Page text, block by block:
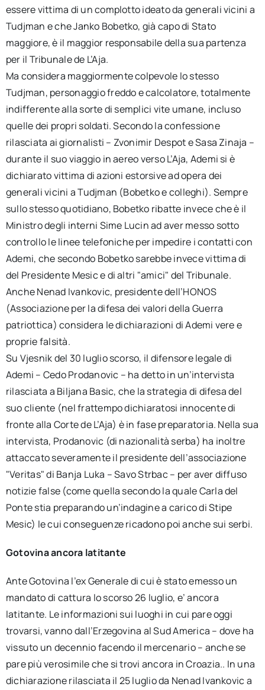
essere vittima di un complotto ideato da generali vicini a
Tudjman e che Janko Bobetko, già capo di Stato
maggiore, è il maggior responsabile della sua partenza
per il Tribunale de L’Aja.
Ma considera maggiormente colpevole lo stesso
Tudjman, personaggio freddo e calcolatore, totalmente
indifferente alla sorte di semplici vite umane, incluso
quelle dei propri soldati. Secondo la confessione
rilasciata ai giornalisti – Zvonimir Despot e Sasa Zinaja –
durante il suo viaggio in aereo verso L’Aja, Ademi si è
dichiarato vittima di azioni estorsive ad opera dei
generali vicini a Tudjman (Bobetko e colleghi). Sempre
sullo stesso quotidiano, Bobetko ribatte invece che è il
Ministro degli interni Sime Lucin ad aver messo sotto
controllo le linee telefoniche per impedire i contatti con
Ademi, che secondo Bobetko sarebbe invece vittima di
del Presidente Mesic e di altri "amici" del Tribunale.
Anche Nenad Ivankovic, presidente dell’HONOS
(Associazione per la difesa dei valori della Guerra
patriottica) considera le dichiarazioni di Ademi vere e
proprie falsità.
Su Vjesnik del 30 luglio scorso, il difensore legale di
Ademi – Cedo Prodanovic – ha detto in un’intervista
rilasciata a Biljana Basic, che la strategia di difesa del
suo cliente (nel frattempo dichiaratosi innocente di
fronte alla Corte de L’Aja) è in fase preparatoria. Nella sua
intervista, Prodanovic (di nazionalità serba) ha inoltre
attaccato severamente il presidente dell’associazione
"Veritas" di Banja Luka – Savo Strbac – per aver diffuso
notizie false (come quella secondo la quale Carla del
Ponte stia preparando un’indagine a carico di Stipe
Mesic) le cui conseguenze ricadono poi anche sui serbi.
Gotovina ancora latitante
Ante Gotovina l’ex Generale di cui è stato emesso un
mandato di cattura lo scorso 26 luglio, e’ ancora
latitante. Le informazioni sui luoghi in cui pare oggi
trovarsi, vanno dall’Erzegovina al Sud America – dove ha
vissuto un decennio facendo il mercenario – anche se
pare più verosimile che si trovi ancora in Croazia.. In una
dichiarazione rilasciata il 25 luglio da Nenad Ivankovic a